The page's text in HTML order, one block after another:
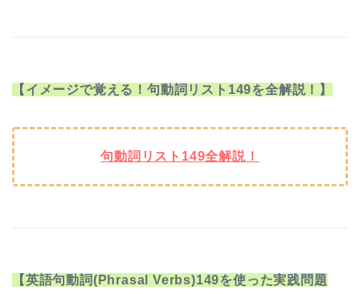
【イメージで覚える！句動詞リスト149を全解説！】
句動詞リスト149全解説！
【英語句動詞(Phrasal Verbs)149を使った実践問題